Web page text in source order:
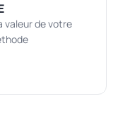
valeur de votre